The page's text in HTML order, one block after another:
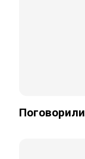
Поговорили